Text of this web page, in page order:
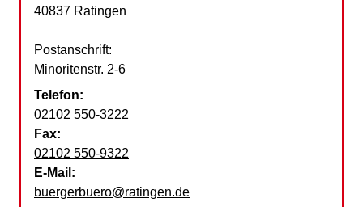
40837 Ratingen
Postanschrift:
Minoritenstr. 2-6
Telefon:
02102 550-3222
Fax:
02102 550-9322
E-Mail:
buergerbuero@ratingen.de